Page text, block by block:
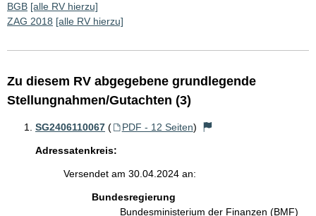
BGB [alle RV hierzu]
ZAG 2018 [alle RV hierzu]
Zu diesem RV abgegebene grundlegende
Stellungnahmen/Gutachten (3)
SG2406110067 ( PDF - 12 Seiten)
Adressatenkreis:
Versendet am 30.04.2024 an:
Bundesregierung
Bundesministerium der Finanzen (BMF)